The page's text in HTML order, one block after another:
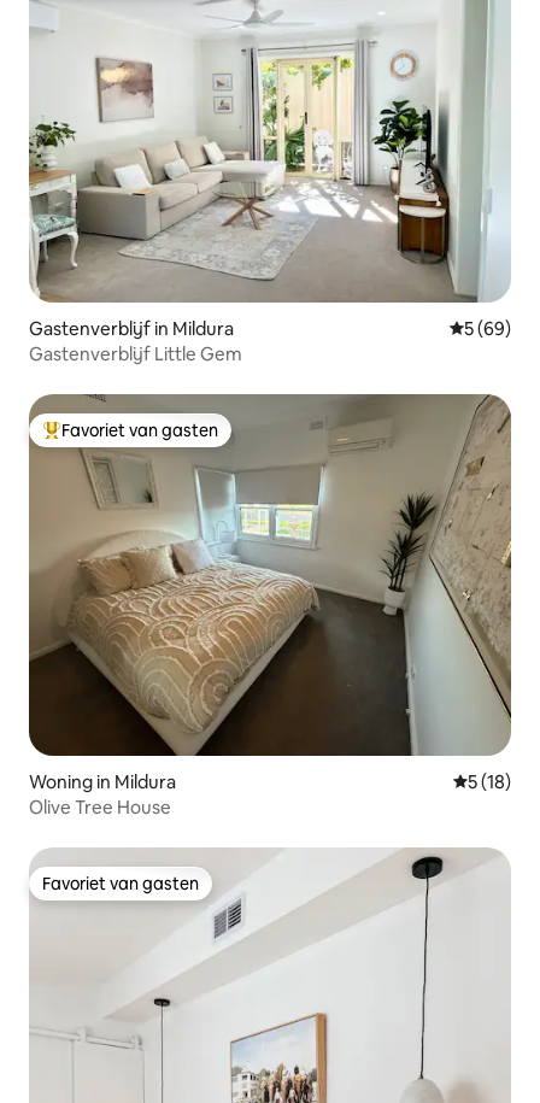
Gastenverblijf in Mildura
5 (69)
Gastenverblijf Little Gem
Topfavoriet van gasten
Favoriet van gasten
Woning in Mildura
5 (18)
Olive Tree House
Favoriet van gasten
Favoriet van gasten